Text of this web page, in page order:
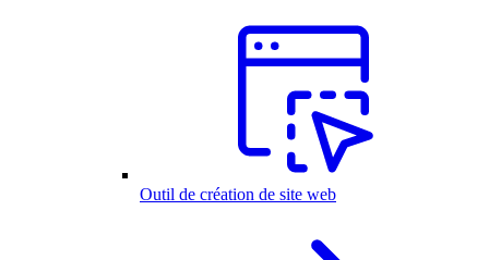
Outil de création de site web